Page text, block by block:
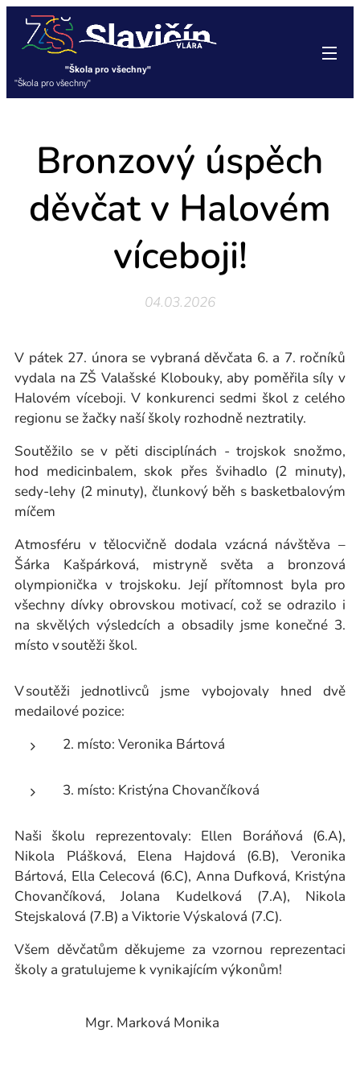
"Škola pro všechny"
"Škola pro všechny"
Bronzový úspěch
děvčat v Halovém
víceboji!
04.03.2026
V pátek 27. února se vybraná děvčata 6. a 7. ročníků
vydala na ZŠ Valašské Klobouky, aby poměřila síly v
Halovém víceboji. V konkurenci sedmi škol z celého
regionu se žačky naší školy rozhodně neztratily.
Soutěžilo se v pěti disciplínách - trojskok snožmo,
hod medicinbalem, skok přes švihadlo (2 minuty),
sedy-lehy (2 minuty), člunkový běh s basketbalovým
míčem
Atmosféru v tělocvičně dodala vzácná návštěva –
Šárka Kašpárková, mistryně světa a bronzová
olympionička v trojskoku. Její přítomnost byla pro
všechny dívky obrovskou motivací, což se odrazilo i
na skvělých výsledcích a obsadily jsme konečné 3.
místo v soutěži škol.
V soutěži jednotlivců jsme vybojovaly hned dvě
medailové pozice:
2. místo: Veronika Bártová
3. místo: Kristýna Chovančíková
Naši školu reprezentovaly: Ellen Boráňová (6.A),
Nikola Plášková, Elena Hajdová (6.B), Veronika
Bártová, Ella Celecová (6.C), Anna Dufková, Kristýna
Chovančíková, Jolana Kudelková (7.A), Nikola
Stejskalová (7.B) a Viktorie Výskalová (7.C).
Všem děvčatům děkujeme za vzornou reprezentaci
školy a gratulujeme k vynikajícím výkonům!
Mgr. Marková Monika